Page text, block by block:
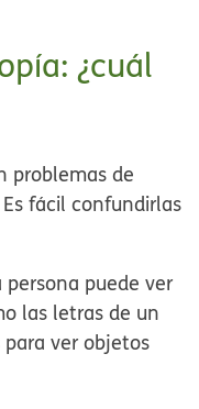
¿cuál
problemas de
fácil confundirlas
puede ver
las letras de un
ver objetos